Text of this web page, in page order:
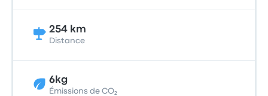
254 km
Distance
6kg
Émissions de CO₂